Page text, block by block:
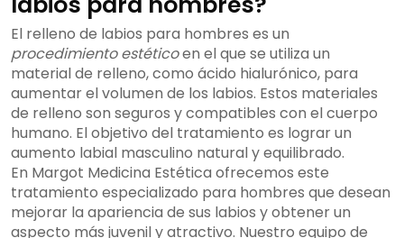
El relleno de labios para hombres es un
procedimiento estéticoen el que se utiliza un
material de relleno, como ácido hialurónico, para
aumentar el volumen de los labios. Estos materiales
de relleno son seguros y compatibles con el cuerpo
humano. El objetivo del tratamiento es lograr un
aumento labial masculino natural y equilibrado.
En Margot Medicina Estética ofrecemos este
tratamiento especializado para hombres que desean
mejorar la apariencia de sus labios y obtener un
aspecto más juvenil y atractivo. Nuestro equipo de